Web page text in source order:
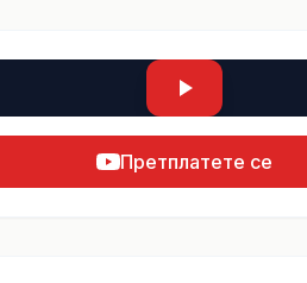
Претплатете се